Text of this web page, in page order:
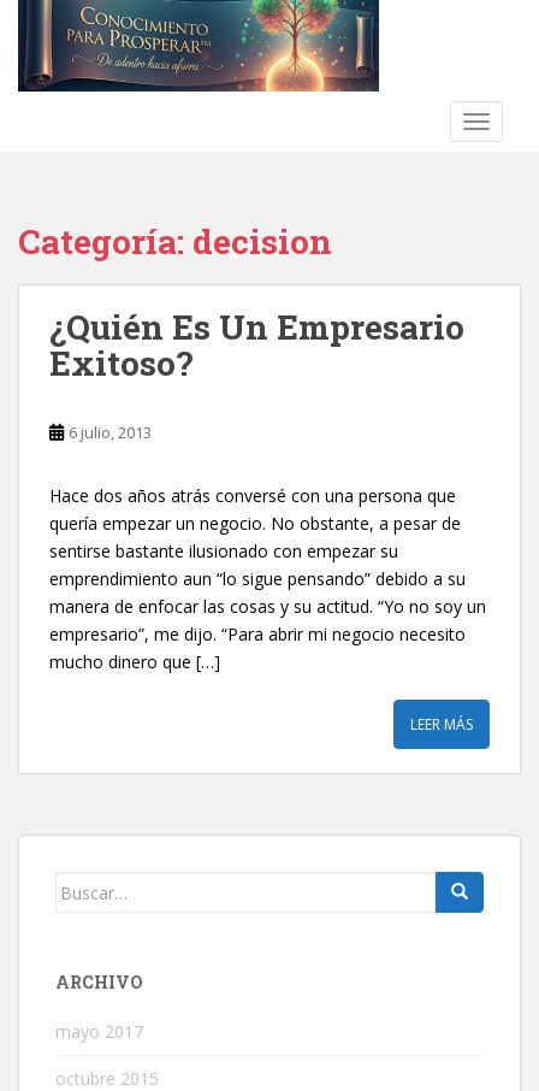
Categoría: decision
¿Quién Es Un Empresario
Exitoso?
6 julio, 2013
Hace dos años atrás conversé con una persona que
quería empezar un negocio. No obstante, a pesar de
sentirse bastante ilusionado con empezar su
emprendimiento aun “lo sigue pensando” debido a su
manera de enfocar las cosas y su actitud. “Yo no soy un
empresario”, me dijo. “Para abrir mi negocio necesito
mucho dinero que […]
LEER MÁS
Buscar:
ARCHIVO
mayo 2017
octubre 2015